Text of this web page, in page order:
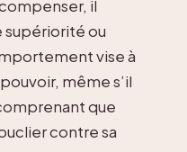
il
ou
vise à
même s’il
que
contre sa